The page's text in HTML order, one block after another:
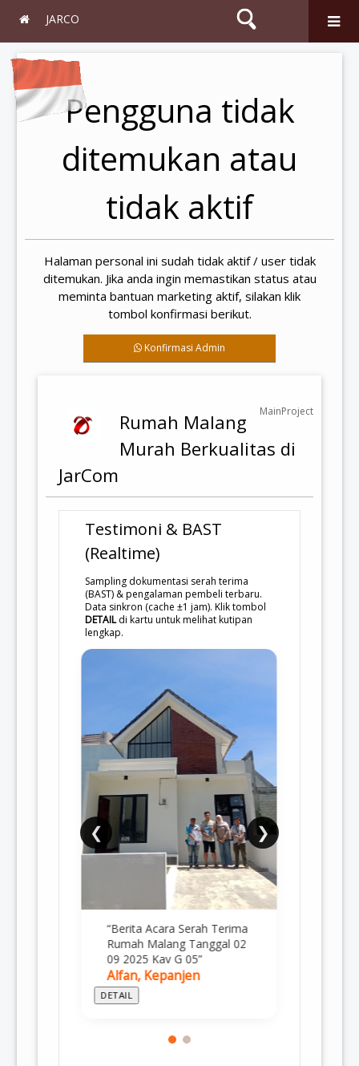
JARCO
Search
Pengguna tidak
ditemukan atau
tidak aktif
Halaman personal ini sudah tidak aktif / user tidak
ditemukan. Jika anda ingin memastikan status atau
meminta bantuan marketing aktif, silakan klik
tombol konfirmasi berikut.
Konfirmasi Admin
MainProject
Rumah Malang
Murah Berkualitas di
JarCom
Testimoni & BAST
(Realtime)
Sampling dokumentasi serah terima
(BAST) & pengalaman pembeli terbaru.
Data sinkron (cache ±1 jam). Klik tombol
DETAILdi kartu untuk melihat kutipan
lengkap.
❮
“BAST Rumah Malang
tanggal 26 08 2025 Unit F-
23”
Wahyu, Malang
DETAIL
❯